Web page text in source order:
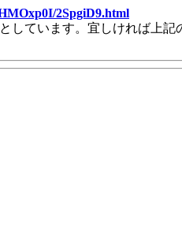
2SpgiD9.html
しています。宜しければ上